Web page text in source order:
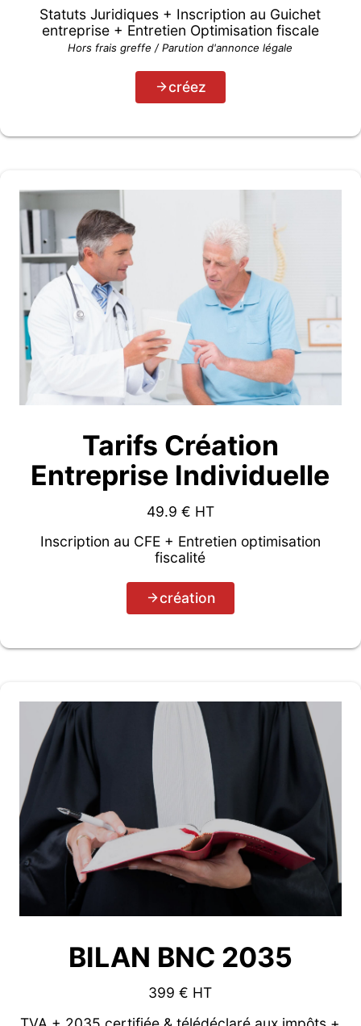
Statuts Juridiques + Inscription au Guichet
entreprise + Entretien Optimisation fiscale
Hors frais greffe / Parution d'annonce légale
créez
Tarifs Création
Entreprise Individuelle
49.9 € HT
Inscription au CFE + Entretien optimisation
fiscalité
création
BILAN BNC 2035
399 € HT